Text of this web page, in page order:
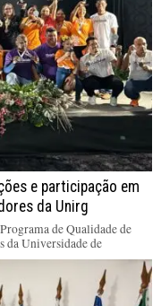
e participação em
da Unirg
de Qualidade de
da Universidade de